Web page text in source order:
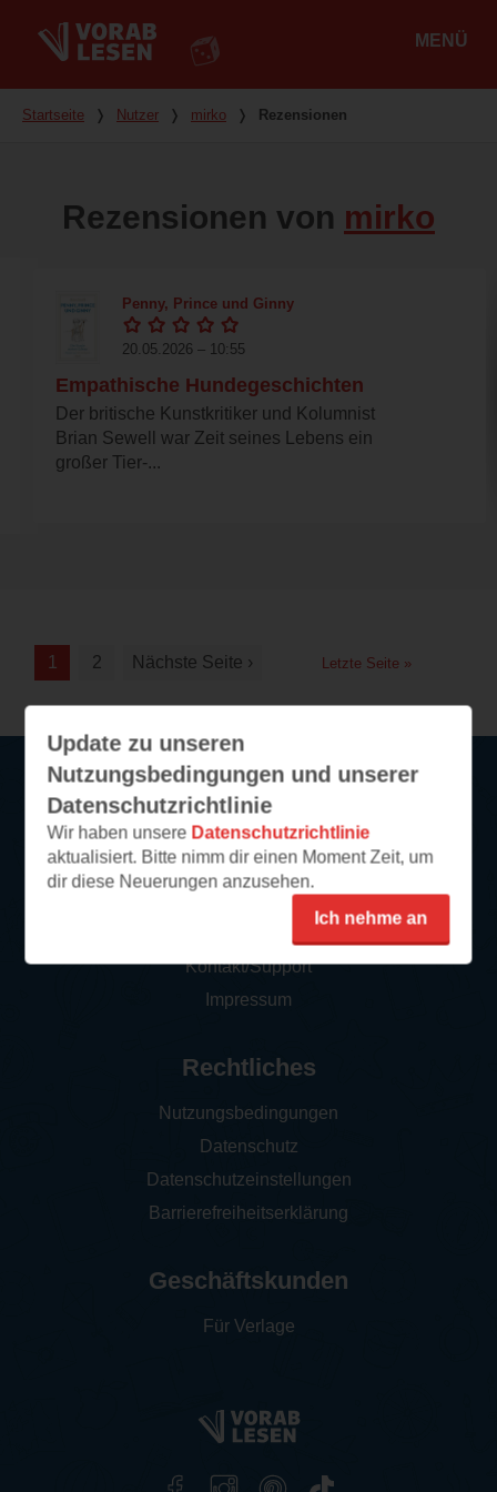
MENÜ
Du bist hier
Startseite ❭ Nutzer ❭ mirko ❭ Rezensionen
Rezensionen von mirko
Penny, Prince und Ginny
20.05.2026 – 10:55
Empathische Hundegeschichten
Der britische Kunstkritiker und Kolumnist
Brian Sewell war Zeit seines Lebens ein
großer Tier-...
1 2 Nächste Seite › Letzte Seite »
Update zu unseren
Nutzungsbedingungen und unserer
Datenschutzrichtlinie
Wir haben unsere Datenschutzrichtlinie
aktualisiert. Bitte nimm dir einen Moment Zeit, um
dir diese Neuerungen anzusehen.
Ich nehme an
Service
So funktioniert‘s
Kontakt/Support
Impressum
Rechtliches
Nutzungsbedingungen
Datenschutz
Datenschutzeinstellungen
Barrierefreiheitserklärung
Geschäftskunden
Für Verlage